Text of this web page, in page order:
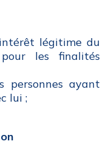
légitime du
les finalités
personnes ayant
lui ;